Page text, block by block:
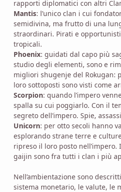
rapporti diplomatici con altri
Mantis: l’unico clan i cui
semidivina, ma frutto di una
straordinari. Pirati e
tropicali.
Phoenix: guidati dal capo più
studio degli elementi, sono e
migliori shugenje del Rokugan:
loro sottoposti sono visti come
Scorpion: quando l’impero
spalla su cui poggiarlo. Con il
segreto dell’impero. Spie,
Unicorn: per otto secoli hanno
esplorando strane terre e
ripreso il loro posto
gaijin sono fra tutti i clan i più
Nell’ambientazione sono
sistema monetario, le valute, le